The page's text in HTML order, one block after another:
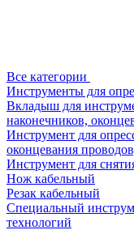
Все категории
Инструменты для
Вкладыш для
наконечников,
Инструмент для
оконцевания
Инструмент для
Нож кабельный
Резак кабельный
Специальный
технологий